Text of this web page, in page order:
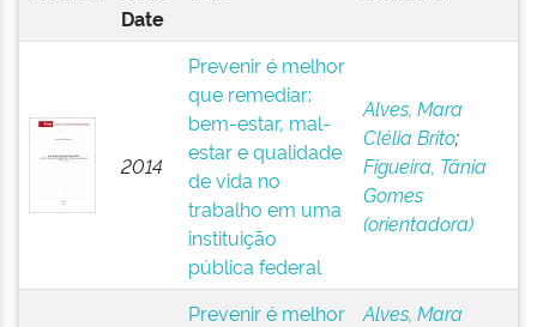
Date
2014
Prevenir é melhor
que remediar:
bem-estar, mal-
estar e qualidade
de vida no
trabalho em uma
instituição
pública federal
Alves, Mara
Clélia Brito;
Figueira, Tânia
Gomes
(orientadora)
Prevenir é melhor
Alves, Mara